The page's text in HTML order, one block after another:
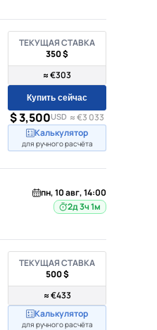
ТЕКУЩАЯ СТАВКА
350 $
≈ €303
Купить сейчас
$ 3,500USD ≈ €3 033
Калькулятор
для ручного расчёта
пн, 10 авг, 14:00
2д 3ч 1м
ТЕКУЩАЯ СТАВКА
500 $
≈ €433
Калькулятор
для ручного расчёта